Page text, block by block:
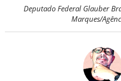
Deputado Federal Glauber
Marques/